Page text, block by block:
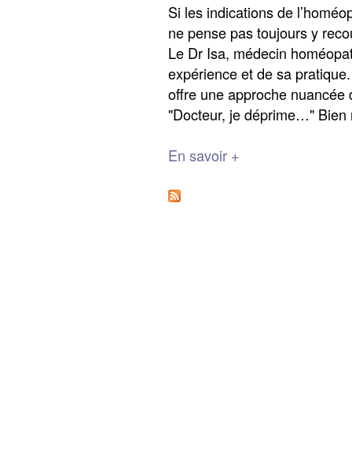
Si les indications de
ne pense pas toujours y
Le Dr Isa, médecin
expérience et de sa
offre une approche
"Docteur, je déprime…" Bien
En savoir +